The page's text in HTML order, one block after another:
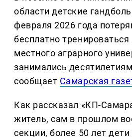
области детские
февраля 2026 года
бесплатно тренироваться
местного аграрного
занимались
сообщает Самарская
Как рассказал «КП-
житель, сам в прошлом
секции, более 50 лет